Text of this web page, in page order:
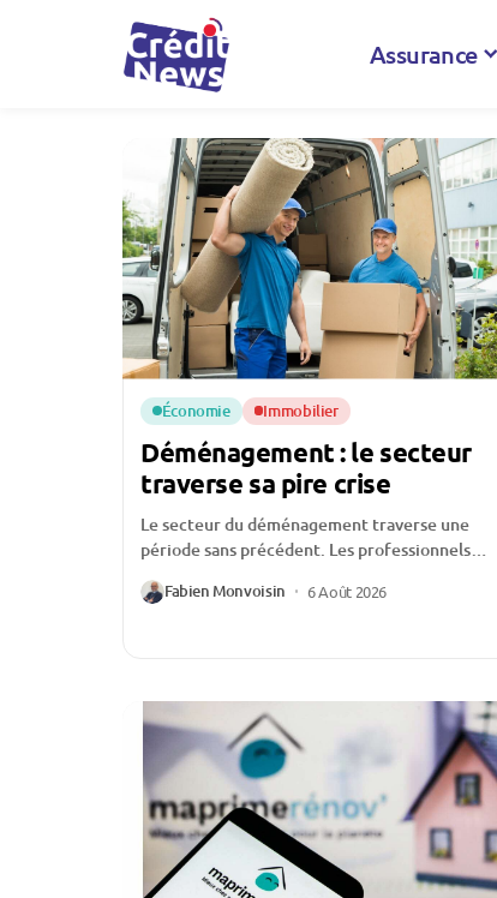
Assurance
Économie Immobilier
Déménagement : le secteur
traverse sa pire crise
Le secteur du déménagement traverse une
période sans précédent. Les professionnels
certains allant jusqu’à affirmer qu’ils n’ont «...
Fabien Monvoisin 6 Août 2026